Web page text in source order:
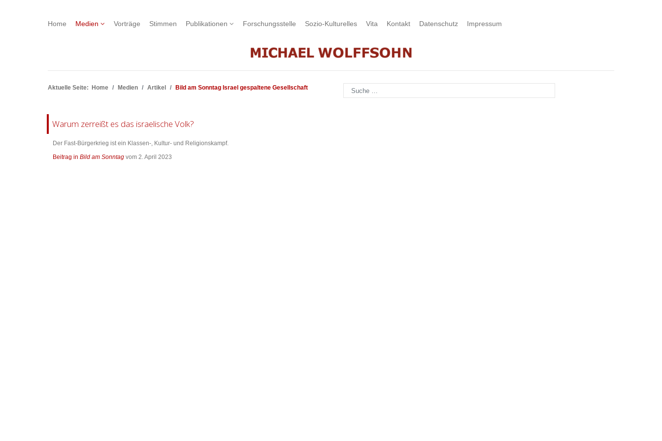
Home Medien Vorträge Stimmen Publikationen Forschungsstelle Sozio-Kulturelles Vita Kontakt Datenschutz Impressum
Aktuelle Seite: Home Medien Artikel Bild am Sonntag Israel gespaltene Gesellschaft Suchen
Warum zerreißt es das israelische Volk?
Der Fast-Bürgerkrieg ist ein Klassen-, Kultur- und Religionskampf.
Beitrag in Bild am Sonntag vom 2. April 2023